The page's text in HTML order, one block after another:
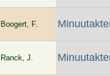
Boogert, F.
Ranck, J.